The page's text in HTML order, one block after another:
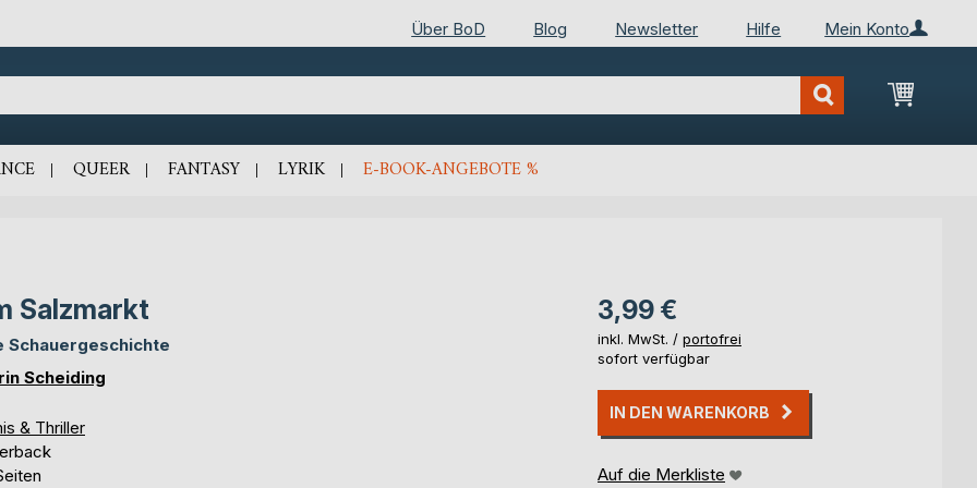
Mein Konto
Über BoD Blog Newsletter Hilfe
Mein
QUEER FANTASY LYRIK E-BOOK-ANGEBOTE %
Salzmarkt
Schauergeschichte
Scheiding
& Thriller
3,99 €
inkl. MwSt. / portofrei
sofort verfügbar
IN DEN WARENKORB
Auf die Merkliste